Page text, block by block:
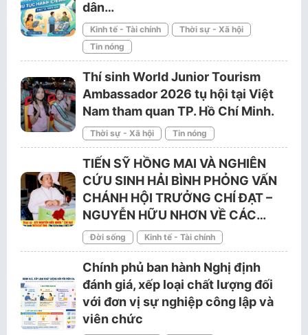
dân…
Kinh tế - Tài chính
Thời sự - Xã hội
Tin nóng
Thí sinh World Junior Tourism
Ambassador 2026 tụ hội tại Việt
Nam tham quan TP. Hồ Chí Minh.
Thời sự - Xã hội Tin nóng
TIẾN SỸ HỒNG MAI VÀ NGHIÊN
CỨU SINH HẢI BÌNH PHỎNG VẤN
CHÁNH HỘI TRƯỞNG CHÍ ĐẠT –
NGUYỄN HỮU NHƠN VỀ CÁC…
Đời sống Kinh tế - Tài chính
Chính phủ ban hành Nghị định
đánh giá, xếp loại chất lượng đối
với đơn vị sự nghiệp công lập và
viên chức